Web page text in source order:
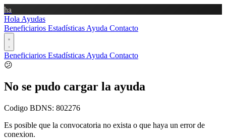
ha
Hola Ayudas
Beneficiarios Estadísticas Ayuda Contacto
Beneficiarios Estadísticas Ayuda Contacto
😕
No se pudo cargar la ayuda
Codigo BDNS: 802276
Es posible que la convocatoria no exista o que haya un error de
conexion.